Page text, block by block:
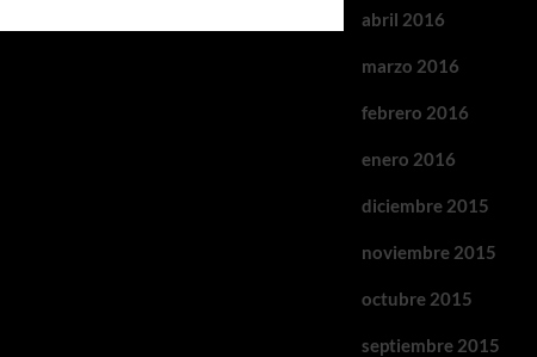
abril 2016
marzo 2016
febrero 2016
enero 2016
diciembre 2015
noviembre 2015
octubre 2015
septiembre 2015